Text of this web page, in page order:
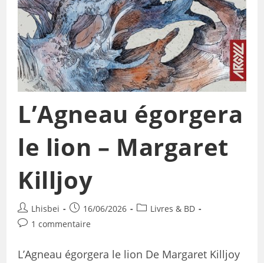
L’Agneau égorgera
le lion – Margaret
Killjoy
Lhisbei 16/06/2026
Livres & BD
1 commentaire
L’Agneau égorgera le lion De Margaret Killjoy